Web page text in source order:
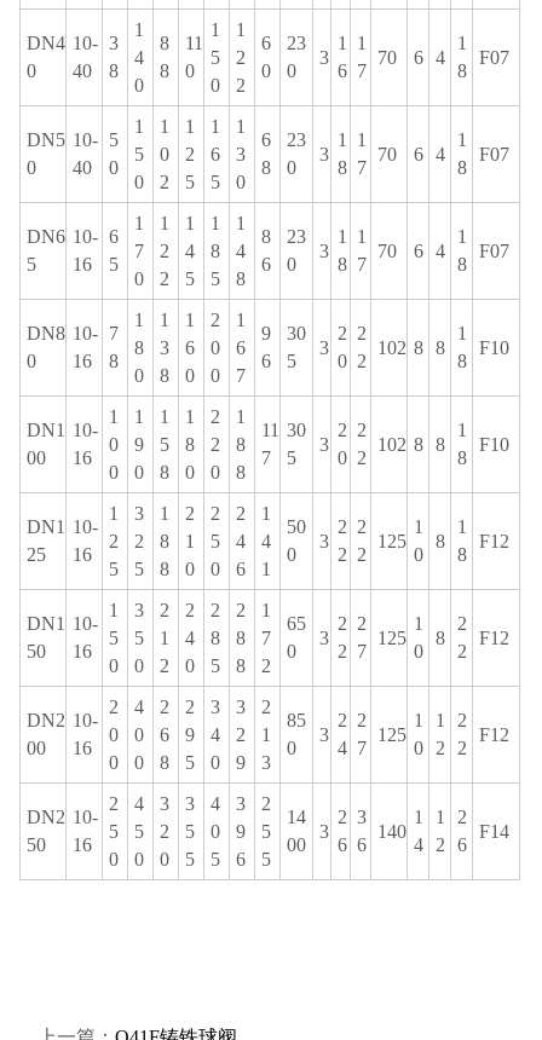
DN4
0
10-
40
3
8
1
4
0
8
8
11
0
1
5
0
1
2
2
6
0
23
0
3
1
6
1
7
70 6 4
1
8
F07
DN5
0
10-
40
5
0
1
5
0
1
0
2
1
2
5
1
6
5
1
3
0
6
8
23
0
3
1
8
1
7
70 6 4
1
8
F07
DN6
5
10-
16
6
5
1
7
0
1
2
2
1
4
5
1
8
5
1
4
8
8
6
23
0
3
1
8
1
7
70 6 4
1
8
F07
DN8
0
10-
16
7
8
1
8
0
1
3
8
1
6
0
2
0
0
1
6
7
9
6
30
5
3
2
0
2
2
102 8 8
1
8
F10
DN1
00
10-
16
1
0
0
1
9
0
1
5
8
1
8
0
2
2
0
1
8
8
11
7
30
5
3
2
0
2
2
102 8 8
1
8
F10
DN1
25
10-
16
1
2
5
3
2
5
1
8
8
2
1
0
2
5
0
2
4
6
1
4
1
50
0
3
2
2
2
2
125
1
0
8
1
8
F12
DN1
50
10-
16
1
5
0
3
5
0
2
1
2
2
4
0
2
8
5
2
8
8
1
7
2
65
0
3
2
2
2
7
125
1
0
8
2
2
F12
DN2
00
10-
16
2
0
0
4
0
0
2
6
8
2
9
5
3
4
0
3
2
9
2
1
3
85
0
3
2
4
2
7
125
1
0
1
2
2
2
F12
DN2
50
10-
16
2
5
0
4
5
0
3
2
0
3
5
5
4
0
5
3
9
6
2
5
5
14
00
3
2
6
3
6
140
1
4
1
2
2
6
F14